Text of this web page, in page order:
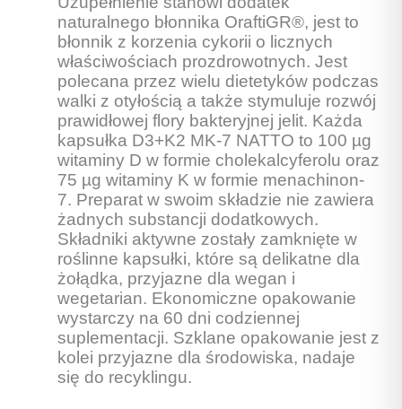
naturalnego błonnika OraftiGR®, jest to
błonnik z korzenia cykorii o licznych
właściwościach prozdrowotnych. Jest
polecana przez wielu dietetyków podczas
walki z otyłością a także stymuluje rozwój
prawidłowej flory bakteryjnej jelit. Każda
kapsułka D3+K2 MK-7 NATTO to 100 µg
witaminy D w formie cholekalcyferolu oraz
75 µg witaminy K w formie menachinon-
7. Preparat w swoim składzie nie zawiera
żadnych substancji dodatkowych.
Składniki aktywne zostały zamknięte w
roślinne kapsułki, które są delikatne dla
żołądka, przyjazne dla wegan i
wegetarian. Ekonomiczne opakowanie
wystarczy na 60 dni codziennej
suplementacji. Szklane opakowanie jest z
kolei przyjazne dla środowiska, nadaje
się do recyklingu.